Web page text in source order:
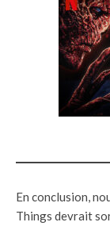
En conclusion,
Things devrait